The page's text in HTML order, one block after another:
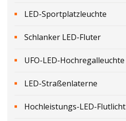
LED-Sportplatzleuchte
Schlanker LED-Fluter
UFO-LED-Hochregalleuchte
LED-Straßenlaterne
Hochleistungs-LED-Flutlicht